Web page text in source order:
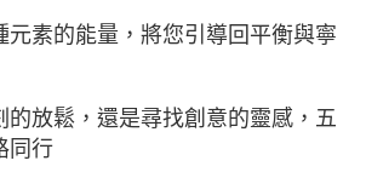
元素的能量，將您引導回平衡與寧
的放鬆，還是尋找創意的靈感，五
同行